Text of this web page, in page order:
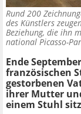
Rund 200
des Künstlers
Beziehung, die ihn
national Picasso-
Ende
französischen
gestorbenen
ihrer Mutter
einem Stuhl